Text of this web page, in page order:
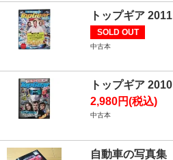
トップギア 2011
SOLD OUT
中古本
トップギア 2010
2,980円(税込)
中古本
自動車の写真集